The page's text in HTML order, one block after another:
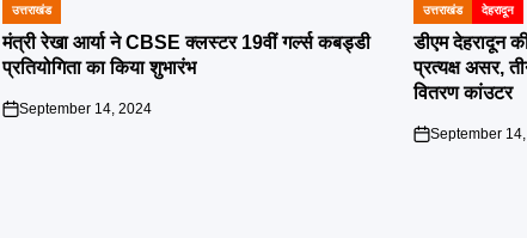
POSTED
IN
उत्तराखंड
मंत्री रेखा आर्या ने CBSE क्लस्टर 19वीं गर्ल्स कबड्डी
प्रतियोगिता का किया शुभारंभ
on
September 14, 2024
POSTED
IN
उत्तराखंड देहरादून
डीएम देहरादून
प्रत्यक्ष असर,
वितरण कांउटर
on
September